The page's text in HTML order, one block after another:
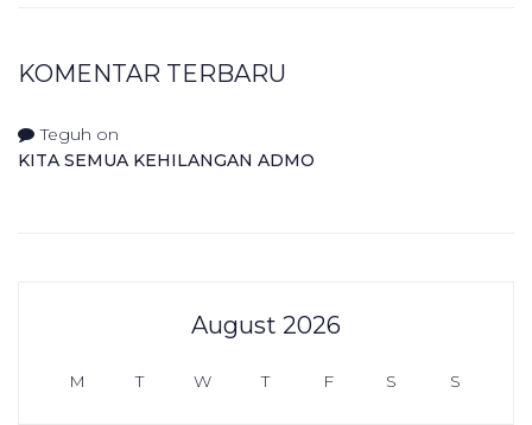
KOMENTAR TERBARU
Teguh on
KITA SEMUA KEHILANGAN ADMO
August 2026
M T W T F S S